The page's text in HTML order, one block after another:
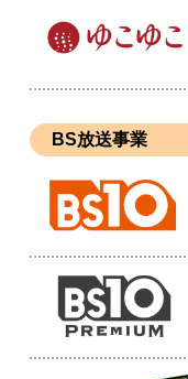
BS放送事業